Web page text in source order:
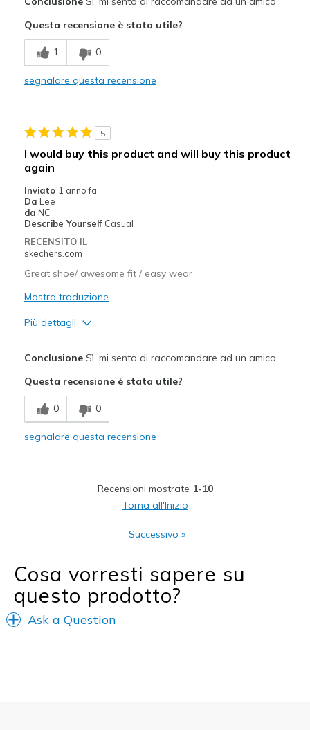
Durable
Nonslip
Casual Wear
Going Out
Travel
Work
Width
Sizing
Feels true to size
Questa recensione è stata utile?
1 0
segnalare questa recensione
5
I would buy this product and will buy this product
again
Inviato 1 anno fa
Da Lee
da NC
Describe Yourself Casual
RECENSITO IL
skechers.com
Great shoe/ awesome fit / easy wear
Mostra traduzione
Più dettagli
Going Out
Travel
ConclusioneSì, mi sento di raccomandare ad un amico
Questa recensione è stata utile?
0 0
segnalare questa recensione
Recensioni mostrate 1-10
Torna all'Inizio
Successivo »
Cosa vorresti sapere su
questo prodotto?
Ask a Question